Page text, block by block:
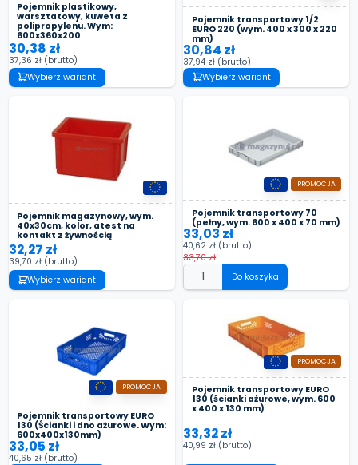
Pojemnik plastikowy,
warsztatowy, kuweta z
polipropylenu. Wym:
600x360x200
30,38 zł
37,36 zł (brutto)
Wybierz wariant
Pojemnik transportowy 1/2
EURO 220 (wym. 400 x 300 x 220
mm)
30,84 zł
37,94 zł (brutto)
Wybierz wariant
Pojemnik magazynowy, wym.
40x30cm, kolor, atest na
kontakt z żywnością
32,27 zł
39,70 zł (brutto)
Wybierz wariant
Pojemnik transportowy 70
(pełny, wym. 600 x 400 x 70 mm)
PROMOCJA
33,03 zł
40,62 zł (brutto)
33,70 zł
Do koszyka
Pojemnik transportowy EURO
130 (Ścianki i dno ażurowe. Wym:
600x400x130mm)
PROMOCJA
33,05 zł
40,65 zł (brutto)
Pojemnik transportowy EURO
130 (ścianki ażurowe, wym. 600
x 400 x 130 mm)
PROMOCJA
33,32 zł
40,99 zł (brutto)